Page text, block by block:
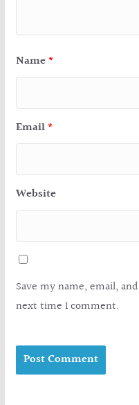
Name *
Email *
Website
Save my name, email,
next time I comment.